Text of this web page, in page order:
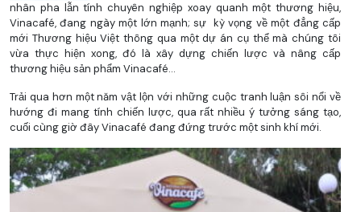
nhân pha lẫn tính chuyên nghiệp xoay quanh một thương hiệu,
Vinacafé, đang ngày một lớn mạnh; sự kỳ vọng về một đẳng cấp
mới Thương hiệu Việt thông qua một dự án cụ thể mà chúng tôi
vừa thực hiện xong, đó là xây dựng chiến lược và nâng cấp
thương hiệu sản phẩm Vinacafé…
Trải qua hơn một năm vật lộn với những cuộc tranh luận sôi nổi về
hướng đi mang tính chiến lược, qua rất nhiều ý tưởng sáng tạo,
cuối cùng giờ đây Vinacafé đang đứng trước một sinh khí mới.